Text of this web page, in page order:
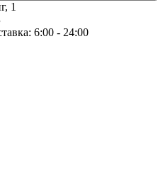
1
6:00 - 24:00